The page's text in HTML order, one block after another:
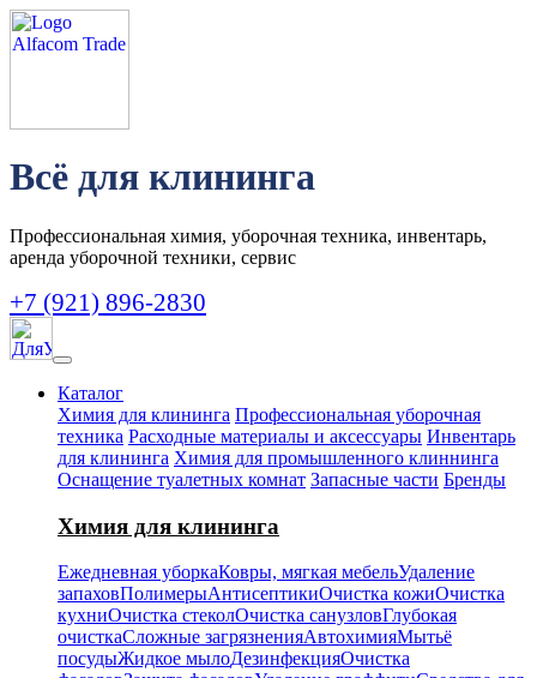
Всё для клининга
Профессиональная химия, уборочная техника, инвентарь,
аренда уборочной техники, сервис
+7 (921) 896-2830
Каталог
Химия для клининга Профессиональная уборочная
техника Расходные материалы и аксессуары Инвентарь
для клининга Химия для промышленного клиннинга
Оснащение туалетных комнат Запасные части Бренды
Химия для клининга
Ежедневная уборкаКовры, мягкая мебельУдаление
запаховПолимерыАнтисептикиОчистка кожиОчистка
кухниОчистка стеколОчистка санузловГлубокая
очисткаСложные загрязненияАвтохимияМытьё
посудыЖидкое мылоДезинфекцияОчистка